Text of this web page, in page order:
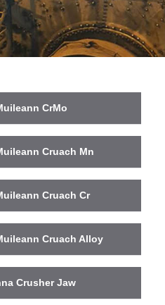
CrMo
Cruach Mn
Cruach Cr
Cruach Alloy
Crusher Jaw